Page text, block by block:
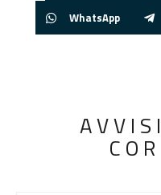
WhatsApp